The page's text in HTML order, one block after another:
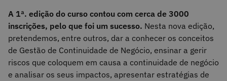
A 1ª. edição do curso contou com cerca de 3000
inscrições, pelo que foi um sucesso. Nesta nova edição,
pretendemos, entre outros, dar a conhecer os conceitos
de Gestão de Continuidade de Negócio, ensinar a gerir
riscos que coloquem em causa a continuidade de negócio
e analisar os seus impactos, apresentar estratégias de